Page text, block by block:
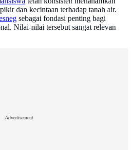
dan kecintaan terhadap tanah air.
sebagai fondasi penting bagi
Nilai-nilai tersebut sangat relevan
Advertisement